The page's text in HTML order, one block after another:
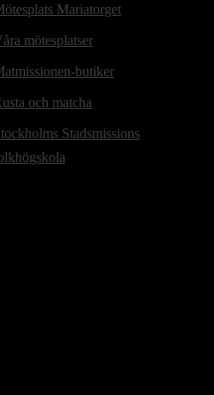
Mariatorget
mötesplatser
butiker
och matcha
Stadsmissions